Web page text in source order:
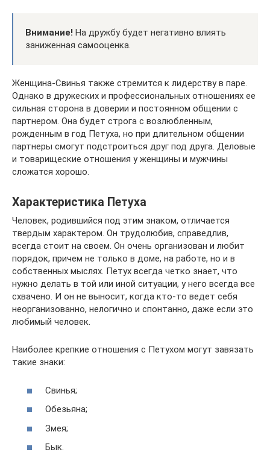
Внимание! На дружбу будет негативно влиять
заниженная самооценка.
Женщина-Свинья также стремится к лидерству в паре.
Однако в дружеских и профессиональных отношениях ее
сильная сторона в доверии и постоянном общении с
партнером. Она будет строга с возлюбленным,
рожденным в год Петуха, но при длительном общении
партнеры смогут подстроиться друг под друга. Деловые
и товарищеские отношения у женщины и мужчины
сложатся хорошо.
Характеристика Петуха
Человек, родившийся под этим знаком, отличается
твердым характером. Он трудолюбив, справедлив,
всегда стоит на своем. Он очень организован и любит
порядок, причем не только в доме, на работе, но и в
собственных мыслях. Петух всегда четко знает, что
нужно делать в той или иной ситуации, у него всегда все
схвачено. И он не выносит, когда кто-то ведет себя
неорганизованно, нелогично и спонтанно, даже если это
любимый человек.
Наиболее крепкие отношения с Петухом могут завязать
такие знаки:
Свинья;
Обезьяна;
Змея;
Бык.